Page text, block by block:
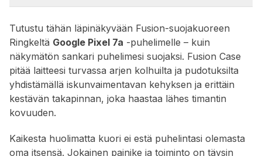
Tutustu tähän läpinäkyvään Fusion-suojakuoreen
Ringkeltä Google Pixel 7a -puhelimelle – kuin
näkymätön sankari puhelimesi suojaksi. Fusion Case
pitää laitteesi turvassa arjen kolhuilta ja pudotuksilta
yhdistämällä iskunvaimentavan kehyksen ja erittäin
kestävän takapinnan, joka haastaa lähes timantin
kovuuden.
Kaikesta huolimatta kuori ei estä puhelintasi olemasta
oma itsensä. Jokainen painike ja toiminto on täysin